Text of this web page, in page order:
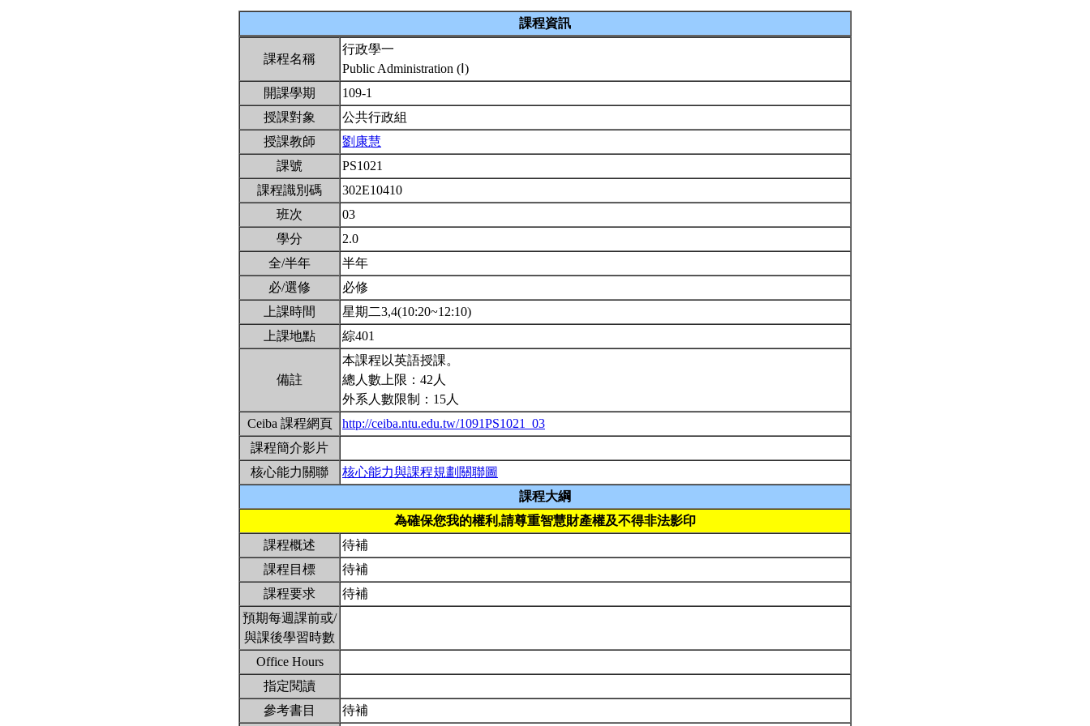
課程資訊
課程名稱
行政學一
Public Administration (Ⅰ)
開課學期
109-1
授課對象
公共行政組
授課教師
劉康慧
課號
PS1021
課程識別碼
302E10410
班次
03
學分
2.0
全/半年
半年
必/選修
必修
上課時間
星期二3,4(10:20~12:10)
上課地點
綜401
備註
本課程以英語授課。
總人數上限：42人
外系人數限制：15人
Ceiba 課程網頁
http://ceiba.ntu.edu.tw/1091PS1021_03
課程簡介影片
核心能力關聯
核心能力與課程規劃關聯圖
課程大綱
為確保您我的權利,請尊重智慧財產權及不得非法影印
課程概述
待補
課程目標
待補
課程要求
待補
預期每週課前或/
與課後學習時數
Office Hours
指定閱讀
參考書目
待補